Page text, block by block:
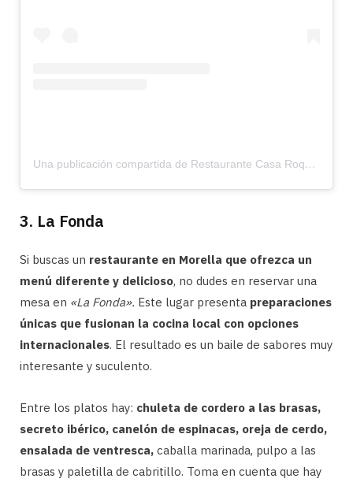
Una publicación compartida de Restaurante Casa Roque (@casaroquemorella)
3. La Fonda
Si buscas un restaurante en Morella que ofrezca un
menú diferente y delicioso, no dudes en reservar una
mesa en «La Fonda». Este lugar presenta preparaciones
únicas que fusionan la cocina local con opciones
internacionales. El resultado es un baile de sabores muy
interesante y suculento.
Entre los platos hay: chuleta de cordero a las brasas,
secreto ibérico, canelón de espinacas, oreja de cerdo,
ensalada de ventresca, caballa marinada, pulpo a las
brasas y paletilla de cabritillo. Toma en cuenta que hay